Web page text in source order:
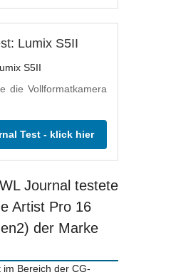
Lumix S5II
die Vollformatkamera
Test - klick hier
Journal testete
Artist Pro 16
der Marke
Bereich der CG-